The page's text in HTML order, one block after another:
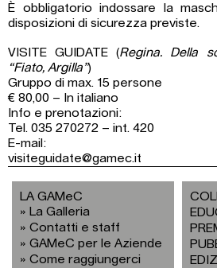
È obbligatorio indossare la
disposizioni di sicurezza previste.
VISITE GUIDATE (Regina. Della
“Fiato, Argilla”)
Gruppo di max. 15 persone
€ 80,00 – In italiano
Info e prenotazioni:
Tel. 035 270272 – int. 420
E-mail:
visiteguidate@gamec.it
LA GAMeC
La Galleria
Contatti e staff
GAMeC per le Aziende
Come raggiungerci